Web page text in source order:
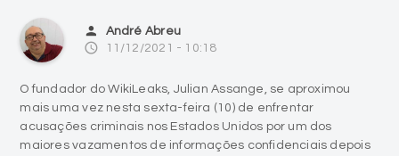
person André Abreu
access_time 11/12/2021 - 10:18
O fundador do WikiLeaks, Julian Assange, se aproximou
mais uma vez nesta sexta-feira (10) de enfrentar
acusações criminais nos Estados Unidos por um dos
maiores vazamentos de informações confidenciais depois